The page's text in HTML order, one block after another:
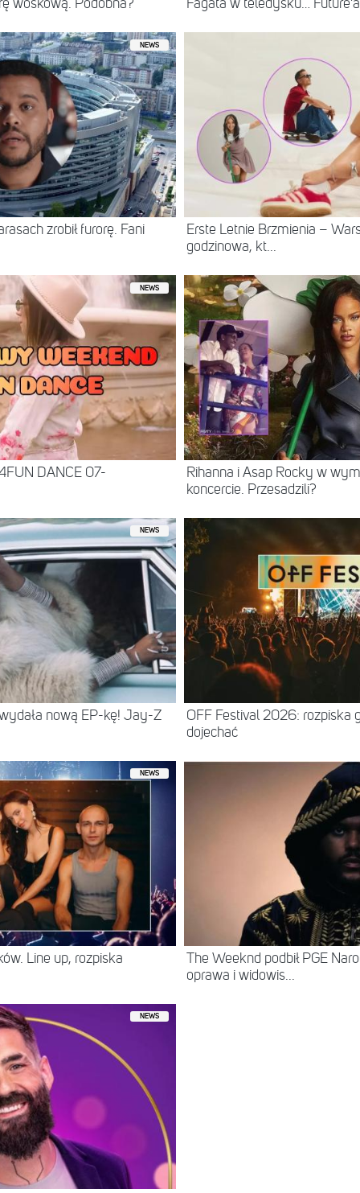
woskową. Podobna? Fagata w teledysku…
NEWS
zrobił furorę. Fani
Erste Letnie Brzmienia –
godzinowa, kt...
NEWS
DANCE 07-
Rihanna i Asap Rocky w
koncercie. Przesadzili?
NEWS
nową EP-kę! Jay-Z
OFF Festival 2026: rozpiska
dojechać
NEWS
Line up, rozpiska
The Weeknd podbił PGE
oprawa i widowis...
NEWS